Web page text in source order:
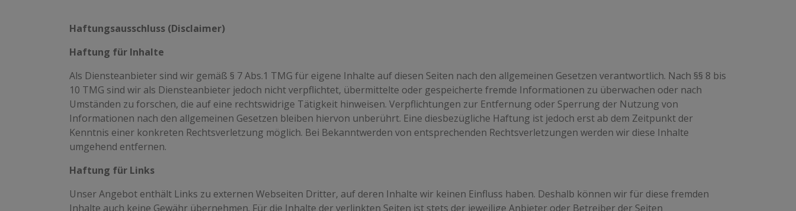
Haftungsausschluss (Disclaimer)
Haftung für Inhalte
Als Diensteanbieter sind wir gemäß § 7 Abs.1 TMG für eigene Inhalte auf diesen Seiten nach den allgemeinen Gesetzen verantwortlich. Nach §§ 8 bis
10 TMG sind wir als Diensteanbieter jedoch nicht verpflichtet, übermittelte oder gespeicherte fremde Informationen zu überwachen oder nach
Umständen zu forschen, die auf eine rechtswidrige Tätigkeit hinweisen. Verpflichtungen zur Entfernung oder Sperrung der Nutzung von
Informationen nach den allgemeinen Gesetzen bleiben hiervon unberührt. Eine diesbezügliche Haftung ist jedoch erst ab dem Zeitpunkt der
Kenntnis einer konkreten Rechtsverletzung möglich. Bei Bekanntwerden von entsprechenden Rechtsverletzungen werden wir diese Inhalte
umgehend entfernen.
Haftung für Links
Unser Angebot enthält Links zu externen Webseiten Dritter, auf deren Inhalte wir keinen Einfluss haben. Deshalb können wir für diese fremden
Inhalte auch keine Gewähr übernehmen. Für die Inhalte der verlinkten Seiten ist stets der jeweilige Anbieter oder Betreiber der Seiten